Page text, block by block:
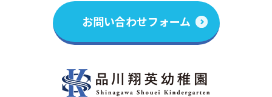
お問い合わせフォーム